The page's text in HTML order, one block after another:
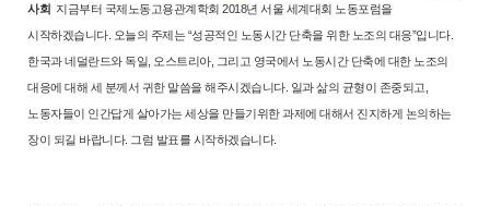
사회 지금부터 국제노동고용관계학회 2018년 서울 세계대회 노동포럼을
시작하겠습니다. 오늘의 주제는 “성공적인 노동시간 단축을 위한 노조의 대응”입니다.
한국과 네덜란드와 독일, 오스트리아, 그리고 영국에서 노동시간 단축에 대한 노조의
대응에 대해 세 분께서 귀한 말씀을 해주시겠습니다. 일과 삶의 균형이 존중되고,
노동자들이 인간답게 살아가는 세상을 만들기위한 과제에 대해서 진지하게 논의하는
장이 되길 바랍니다. 그럼 발표를 시작하겠습니다.